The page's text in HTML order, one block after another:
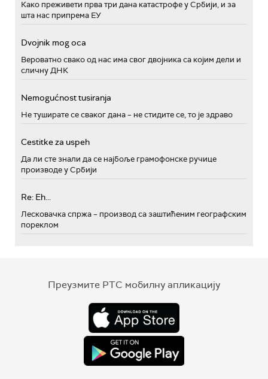
Како преживети прва три дана катастрофе у Србији, и за
шта нас припрема ЕУ
Dvojnik mog oca
Вероватно свако од нас има свог двојника са којим дели и
сличну ДНК
Nemogućnost tusiranja
Не туширате се сваког дана – не стидите се, то је здраво
Cestitke za uspeh
Да ли сте знали да се најбоље грамофонске ручице
производе у Србији
Re: Eh...
Лесковачка спржа – производ са заштићеним географским
пореклом
Преузмите РТС мобилну апликацију